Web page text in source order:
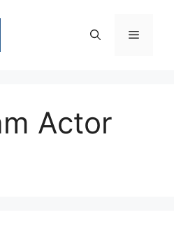
Menu
Actor